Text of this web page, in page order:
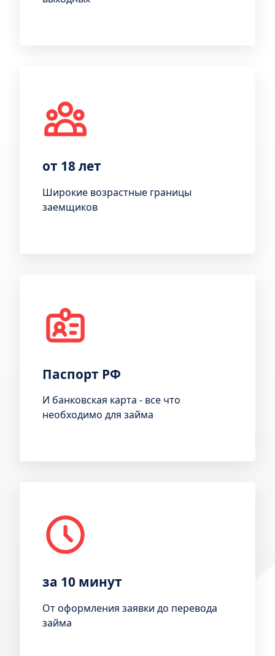
от 18 лет
Широкие возрастные границы
заемщиков
Паспорт РФ
И банковская карта - все что
необходимо для займа
за 10 минут
От оформления заявки до перевода
займа